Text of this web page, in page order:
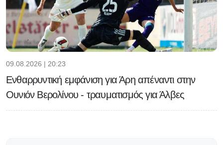
09.08.2026 | 20:23
Ενθαρρυντική εμφάνιση για Άρη απέναντι στην
Ουνιόν Βερολίνου - τραυματισμός για Άλβες